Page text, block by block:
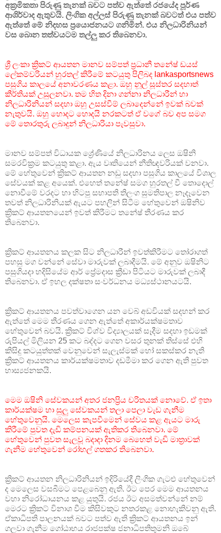
අක්‍රමිකතා පිරුණු තැනක් බවට පත්ව ඇත්තේ රජයේද පූර්ණ
ආශිර්වාද ඇතුවයි. ලිංගික අල්ලස් පිරුණු තැනක් බවටත් එය පත්ව
ඇත්තේ මේ නිදහස ප්‍රයොජනයට ගනිමින්. එය නිලධාරිනියන්
වස බොන තත්වයටම තල්ලු කර තිබෙනවා.
ශ්‍රී ලංකා ක්‍රිකට් ආයතන මානව සම්පත් ප්‍රධානී තනේෂ් ඩයස්
ලේකම්වරියන් හුරතල් කිරීමේ කටයුතු පිලිබද lankasportsnews
පසුගිය කාලයේ අනාවරණය කළා. ඔහු නූල් සූස්තර සදහාත්
කීර්තියක් උසුලනවා. තම හිත දිනා ගන්නා නිලධාරීන් හා
නිලධාරිනියන් සදහා ඔහු උසස්වීම් ලබාදෙන්නේ ඉවක් බවක්
නැතුවයි. ඔහු හොදට හොදයි නරකටත් ඒ වගේ බව අප සමග
මේ තොරතුරු ලබාදුන් නිලධාරියා පැවසුවා.
මානව සම්පත් විධායක ශ්‍රේණියේ නිලධාරිනය ලෙස ඔෂිනි
සමරවික්‍රම කටයුතු කළා. ඇය වෘතියෙන් නීතිඥවරියක් වනවා.
මේ හේතුවෙන් ක්‍රිකට් ආයතන නඩු සදහා පසුගිය කාලයේ විශාල
සේවයක් කළ අයෙක්. එහෙත් තනේෂ් සමග හුරතල් වී තොදොල්
නොවීමේ වරදට හා හිටපු සභාපති තිලංග සුමතිපාල නෑදෑවෙන
තවත් නිලධාරිනියක් ඇයට පහලින් සිටීම හේතුවෙන් ඔෂිනිව
ක්‍රිකට් ආයතනයෙන් ඉවත් කිරීමට තනේෂ් තීරණය කර
තිබෙනවා.
ක්‍රිකට් ආයතනය කලක සිට නිලධාරීන් ඉවත්කිරීමට තෝරාගත්
පහසු මග වන්නේ සේවා මාරුවක් ලබාදීමයි. මේ අනුව ඔෂිනිට
පසුගියදා හදිසියේම ආර් ප්‍රේමදාස ක්‍රීඩා පිටියට මාරුවක් ලබාදී
තිබෙනවා. ඒ ඉහල දක්ෂතා සංවර්ධනය මධ්‍යස්ථානයටයි.
ක්‍රිකට් ආයතනය පවත්වාගෙන යන වෙබ් අඩවියක් සදහන් කර
ඇත්තේ මෙම තීරණය ගෙන ඇත්තේ අකාර්යක්ෂමතාව
හේතුවෙන් බවයි. ක්‍රිකට් විශ්ව විද්‍යාලයක් සෑදීම සදහා ඉඩමක්
රුපියල් මිලියන 25 කට බද්දට ගෙන වසර තුනක් තිස්සේ එහි
කිසිදු කටයුත්තක් වෙනුවෙන් සැලැස්මක් හෝ සකස්කර නැති
ක්‍රිකට් ආයතනය කාර්යක්ෂමතාව දඩමීමා කර ගෙන ඇති පුවත
හාස්‍යජනකයි.
මෙම ඔෂිනි සේවකයන් අතර ජනප්‍රිය චරිතයක් නොවේ. ඒ ඉතා
කාර්යක්ෂම හා සුලු සේවකයන් තලා පෙලා වැඩ ගැනීම
හේතුවෙනුයි. මෙලෙස කැපවීමෙන් සේවය කළ ඇයට මාරු
කිරීමේ පුවත දැඩි කම්පනයක් ඇතිකර තිබෙනවා. මේ
හේතුවෙන් පුවත සැලවූ බදාදා දිනම බෙහෙත් වැඩි මාත්‍රාවක්
ගැනීම හේතුවෙන් රෝහල් ගතකර තිබෙනවා.
ක්‍රිකට් ආයතන නිලධාරිනියන් ඉදිරියේදී ලිංගික ගැටළු හේතුවෙන්
ද මෙලෙස වසබීමට පෙළබෙනු ඇති. ඊට පෙර මෙම ආයතනය
වහා නිරෝධායනය කළ යුතුයි. රජය ඊට අසමත්වන්නේ නම්
මෙරට ක්‍රිකට් විනාශ වීම කිසිවකුට නතරකළ නොහැකිවනු ඇති.
ඒකාධිපති පාලනයක් බවට පත්ව ඇති ක්‍රිකට් ආයතනය ඉන්
ගලවා ගැනීම ගෝඨාභය රාජපක්ෂ ජනාධිපතිතුමනි ඔබේ